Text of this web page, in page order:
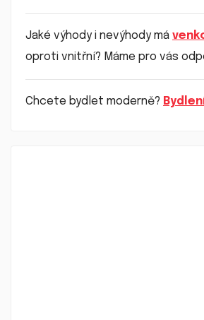
Jaké výhody i nevýhody má
oproti vnitřní? Máme pro vás
Chcete bydlet moderně?